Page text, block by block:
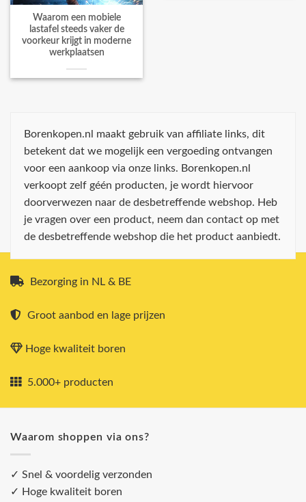
Waarom een mobiele
lastafel steeds vaker de
voorkeur krijgt in moderne
werkplaatsen
Borenkopen.nl maakt gebruik van affiliate links, dit
betekent dat we mogelijk een vergoeding ontvangen
voor een aankoop via onze links. Borenkopen.nl
verkoopt zelf géén producten, je wordt hiervoor
doorverwezen naar de desbetreffende webshop. Heb
je vragen over een product, neem dan contact op met
de desbetreffende webshop die het product aanbiedt.
Bezorging in NL & BE
Groot aanbod en lage prijzen
Hoge kwaliteit boren
5.000+ producten
Waarom shoppen via ons?
✓ Snel & voordelig verzonden
✓ Hoge kwaliteit boren